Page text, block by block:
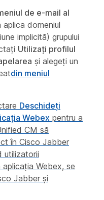
de e-mail al
aplica domeniul
implicită) grupului
Utilizați profilul
și alegeți un
din meniul
Deschideți
Webex pentru a
CM să
în Cisco Jabber
utilizatorii
Webex, se
Jabber și